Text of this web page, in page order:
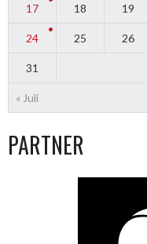
« Juli
17 18 19
24 25 26
31
PARTNER